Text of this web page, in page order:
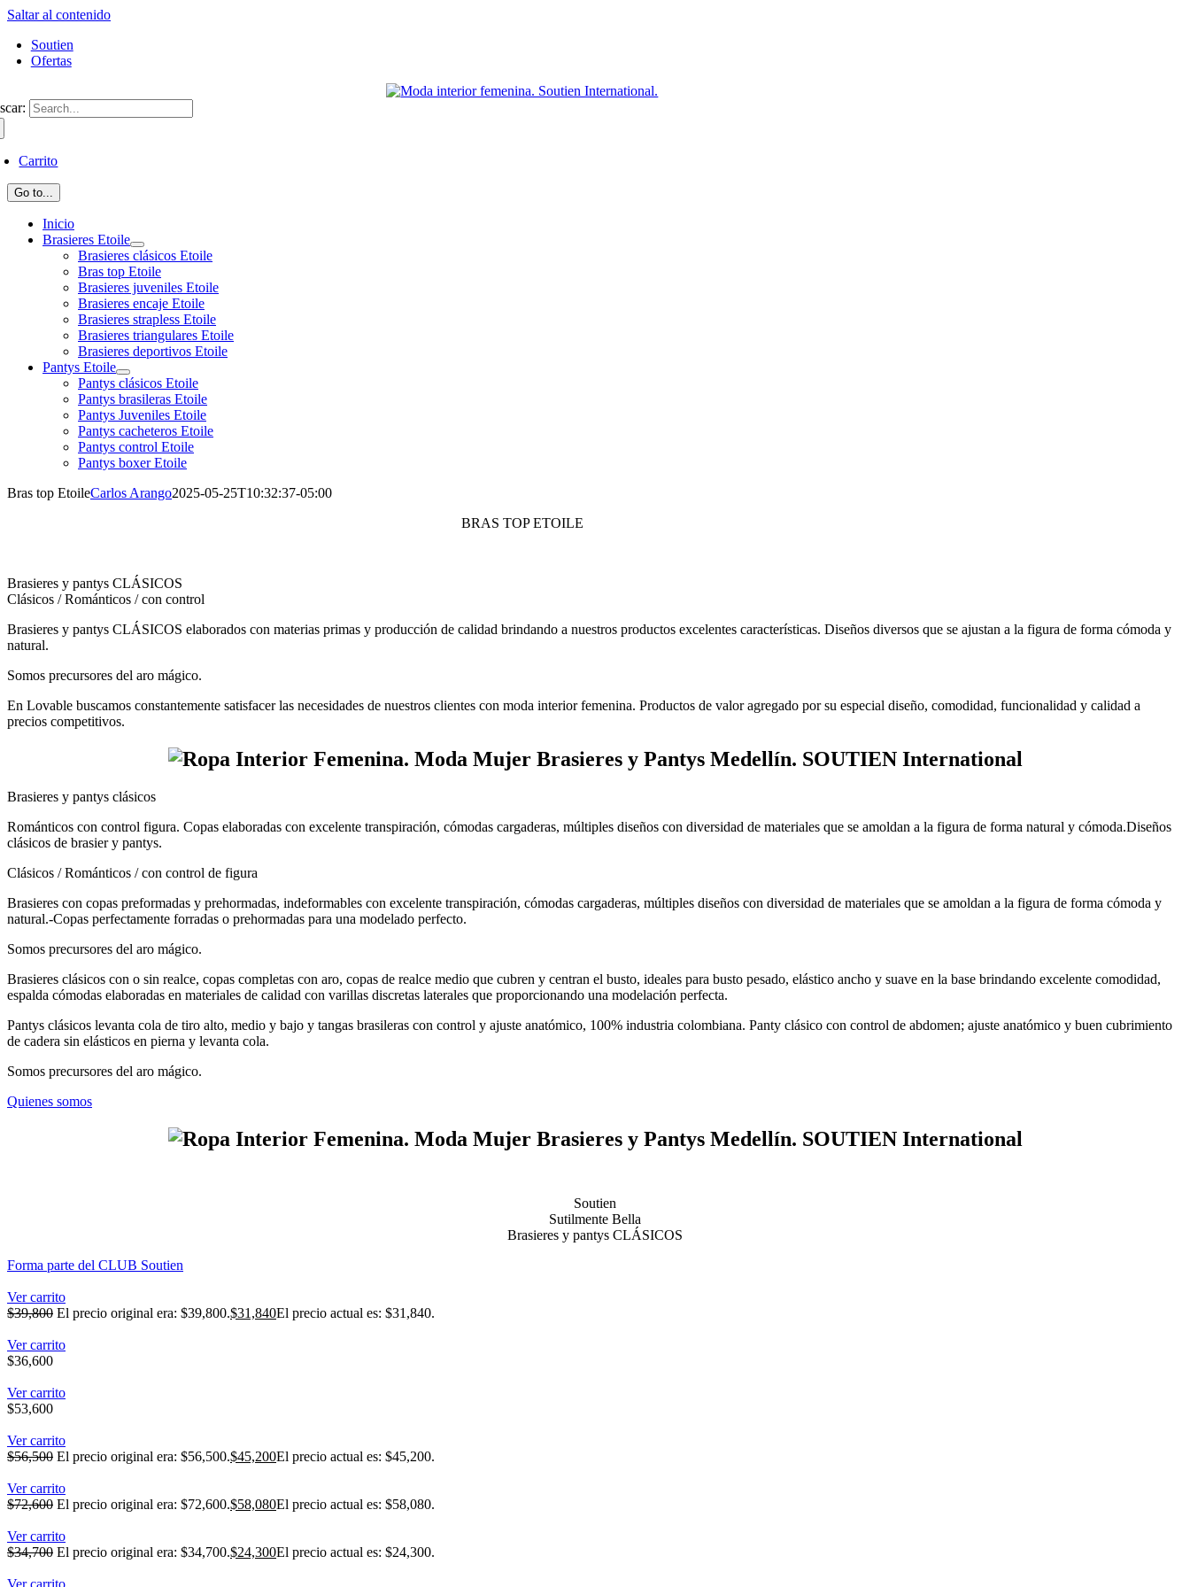
Saltar al contenido
Soutien
Ofertas
Carrito
Go to...
Inicio
Brasieres Etoile
Brasieres clásicos Etoile
Bras top Etoile
Brasieres juveniles Etoile
Brasieres encaje Etoile
Brasieres strapless Etoile
Brasieres triangulares Etoile
Brasieres deportivos Etoile
Pantys Etoile
Pantys clásicos Etoile
Pantys brasileras Etoile
Pantys Juveniles Etoile
Pantys cacheteros Etoile
Pantys control Etoile
Pantys boxer Etoile
Bras top EtoileCarlos Arango2025-05-25T10:32:37-05:00
BRAS TOP ETOILE
Brasieres y pantys CLÁSICOS
Clásicos / Románticos / con control
Brasieres y pantys CLÁSICOS elaborados con materias primas y producción de calidad brindando a nuestros productos excelentes características. Diseños diversos que se ajustan a la figura de forma cómoda y
natural.
Somos precursores del aro mágico.
En Lovable buscamos constantemente satisfacer las necesidades de nuestros clientes con moda interior femenina. Productos de valor agregado por su especial diseño, comodidad, funcionalidad y calidad a
precios competitivos.
Brasieres y pantys clásicos
Románticos con control figura. Copas elaboradas con excelente transpiración, cómodas cargaderas, múltiples diseños con diversidad de materiales que se amoldan a la figura de forma natural y cómoda.Diseños
clásicos de brasier y pantys.
Clásicos / Románticos / con control de figura
Brasieres con copas preformadas y prehormadas, indeformables con excelente transpiración, cómodas cargaderas, múltiples diseños con diversidad de materiales que se amoldan a la figura de forma cómoda y
natural.-Copas perfectamente forradas o prehormadas para una modelado perfecto.
Somos precursores del aro mágico.
Brasieres clásicos con o sin realce, copas completas con aro, copas de realce medio que cubren y centran el busto, ideales para busto pesado, elástico ancho y suave en la base brindando excelente comodidad,
espalda cómodas elaboradas en materiales de calidad con varillas discretas laterales que proporcionando una modelación perfecta.
Pantys clásicos levanta cola de tiro alto, medio y bajo y tangas brasileras con control y ajuste anatómico, 100% industria colombiana. Panty clásico con control de abdomen; ajuste anatómico y buen cubrimiento
de cadera sin elásticos en pierna y levanta cola.
Somos precursores del aro mágico.
Quienes somos
Soutien
Sutilmente Bella
Brasieres y pantys CLÁSICOS
Forma parte del CLUB Soutien
Ver carrito
$39,800 El precio original era: $39,800.$31,840El precio actual es: $31,840.
Ver carrito
$36,600
Ver carrito
$53,600
Ver carrito
$56,500 El precio original era: $56,500.$45,200El precio actual es: $45,200.
Ver carrito
$72,600 El precio original era: $72,600.$58,080El precio actual es: $58,080.
Ver carrito
$34,700 El precio original era: $34,700.$24,300El precio actual es: $24,300.
Ver carrito